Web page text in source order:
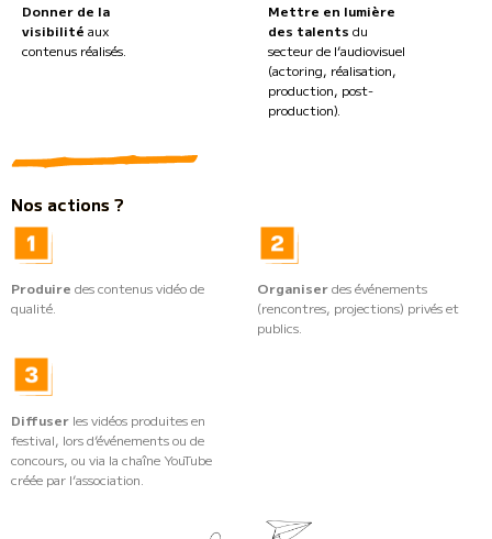
Donner de la
visibilité aux
contenus réalisés.
Mettre en lumière
des talents du
secteur de l’audiovisuel
(actoring, réalisation,
production, post-
production).
Nos actions ?
Produire des contenus vidéo de
qualité.
Organiserdes événements
(rencontres, projections) privés et
publics.
Diffuser les vidéos produites en
festival, lors d’événements ou de
concours, ou via la chaîne YouTube
créée par l’association.